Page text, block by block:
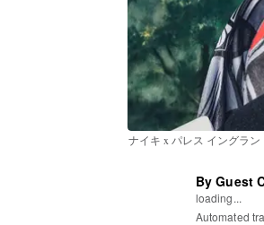
ナイキ x パレス イングラン
By Guest
loading...
Automated